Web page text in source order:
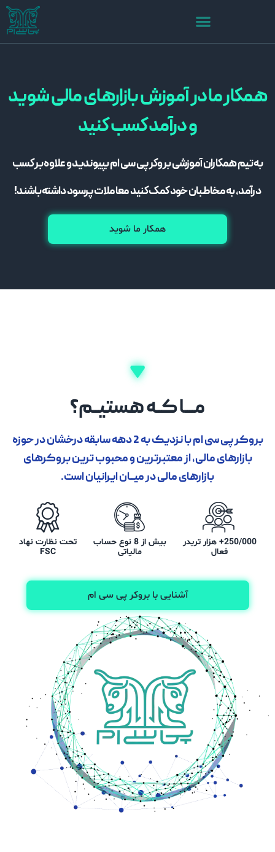
همکار ما در آموزش بازارهای مالی شوید
و درآمد کسب کنید
به تیم همکاران آموزشی بروکر پی سی ام بپیوندید و علاوه بر کسب
درآمد، به مخاطبان خود کمک کنید معاملات پرسود داشته باشند!
همکار ما شوید
مــــا کــه هستیــم؟
بروکر پی سی ام با نزدیک به 2 دهه سابقه درخشان در حوزه
بازارهای مالی، از معتبرترین و محبوب ترین بروکرهای
بازارهای مالی در میـــان ایرانیان است.
250/000+ هزار تریدر
فعال
بیش از 8 نوع حساب
مالیاتی
تحت نظارت نهاد
FSC
آشنایی با بروکر پی سی ام